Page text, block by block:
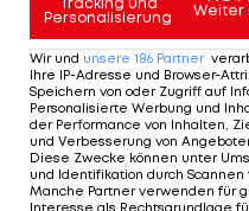
Diese könnte der
seine Philosophie auf
auszudehnen.
Personalisierung
Weiter
Wir und unsere 186 Partner
Ihre IP-Adresse und Browser-
Speichern von oder Zugriff auf
Personalisierte Werbung und
der Performance von Inhalten,
und Verbesserung von
Diese Zwecke können unter
und Identifikation durch Scannen
Manche Partner verwenden für
Interesse als Rechtsgrundlage